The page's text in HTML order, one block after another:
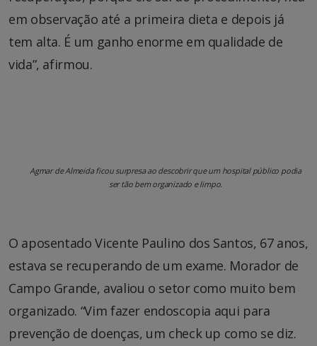
em observação até a primeira dieta e depois já
tem alta. É um ganho enorme em qualidade de
vida”, afirmou.
Agmar de Almeida ficou surpresa ao descobrir que um hospital público podia
ser tão bem organizado e limpo.
O aposentado Vicente Paulino dos Santos, 67 anos,
estava se recuperando de um exame. Morador de
Campo Grande, avaliou o setor como muito bem
organizado. “Vim fazer endoscopia aqui para
prevenção de doenças, um check up como se diz.